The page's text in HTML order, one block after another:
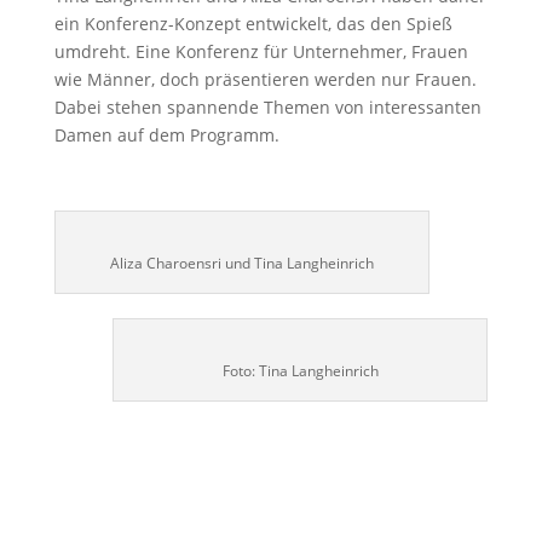
ein Konferenz-Konzept entwickelt, das den Spieß
umdreht. Eine Konferenz für Unternehmer, Frauen
wie Männer, doch präsentieren werden nur Frauen.
Dabei stehen spannende Themen von interessanten
Damen auf dem Programm.
Aliza Charoensri und Tina Langheinrich
Foto: Tina Langheinrich